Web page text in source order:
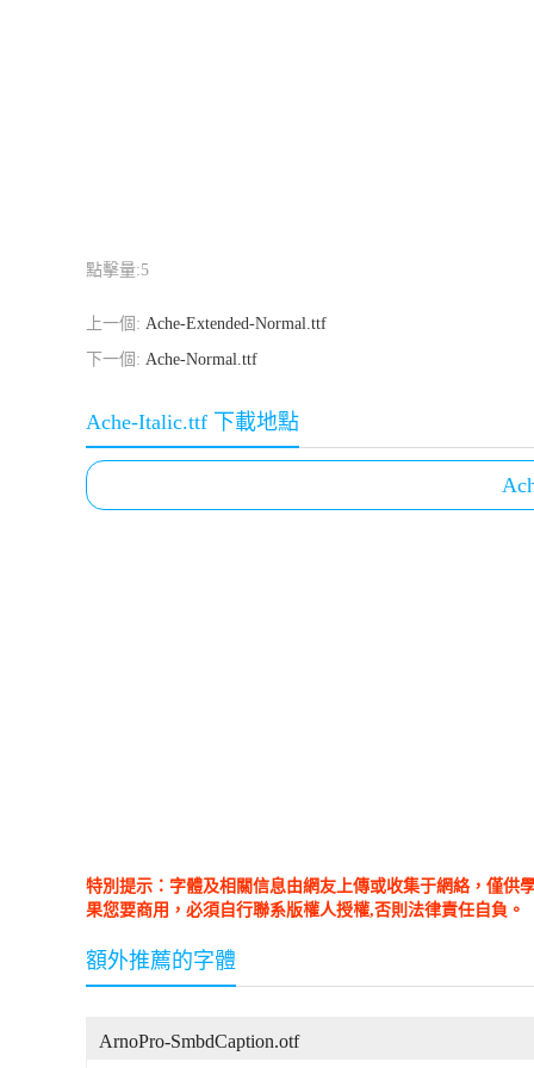
點擊量:5
上一個: Ache-Extended-Normal.ttf
下一個: Ache-Normal.ttf
Ache-Italic.ttf 下載地點
特別提示：字體及相關信息由網友上傳或收集于網絡，僅供
果您要商用，必須自行聯系版權人授權,否則法律責任自負。
額外推薦的字體
ArnoPro-SmbdCaption.otf